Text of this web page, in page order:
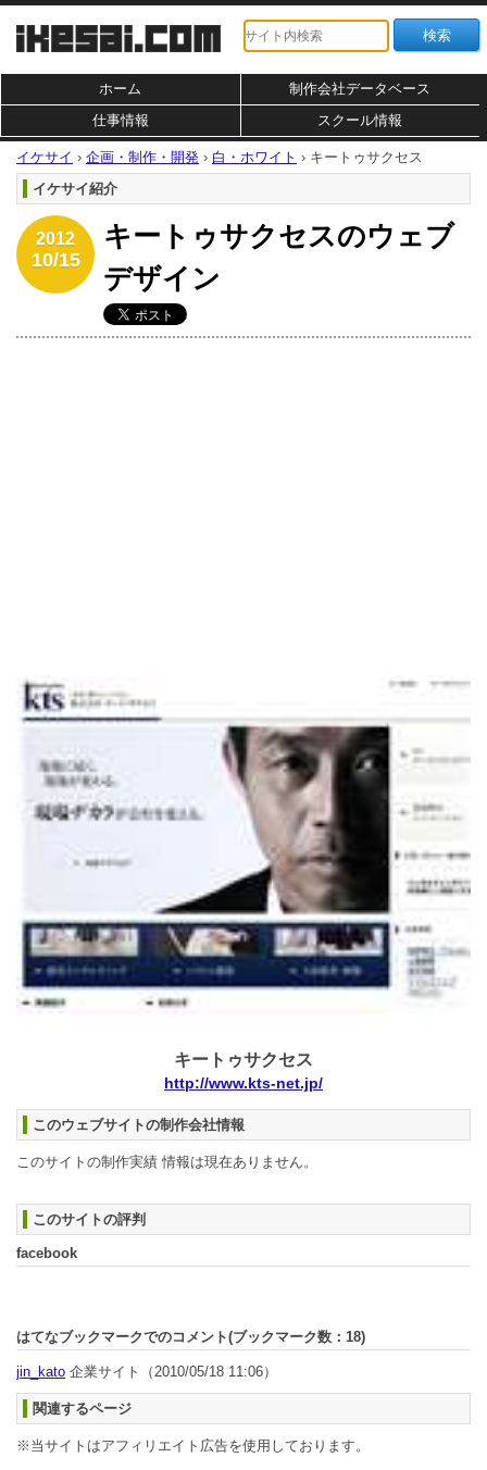
ホーム
制作会社データベース
仕事情報
スクール情報
イケサイ › 企画・制作・開発 › 白・ホワイト › キートゥサクセス
イケサイ紹介
2012
10/15
キートゥサクセスのウェブ
デザイン
キートゥサクセス
http://www.kts-net.jp/
このウェブサイトの制作会社情報
このサイトの制作実績 情報は現在ありません。
このサイトの評判
facebook
はてなブックマークでのコメント(ブックマーク数： 18)
jin_kato 企業サイト （2010/05/18 11:06）
関連するページ
※当サイトはアフィリエイト広告を使用しております。